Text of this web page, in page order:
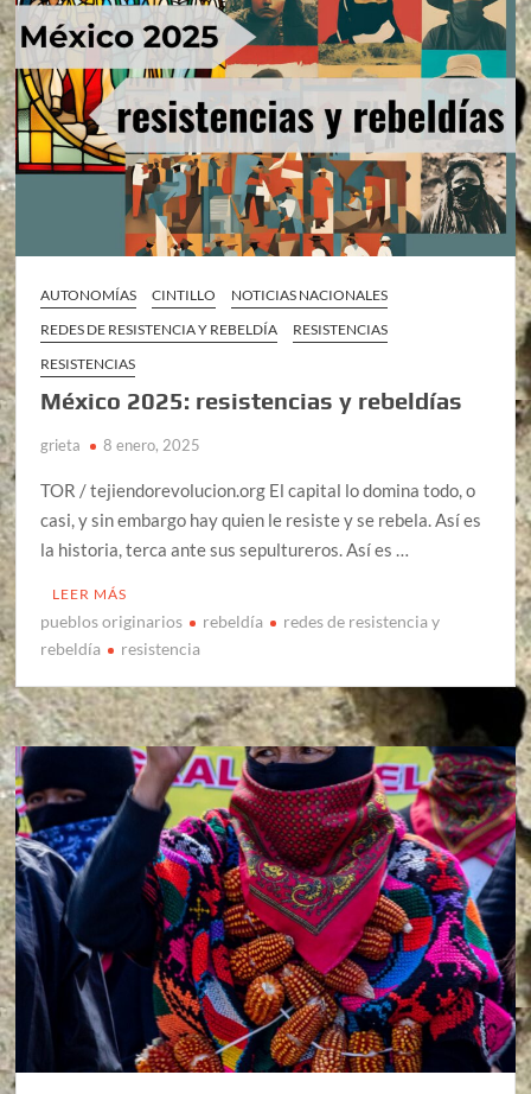
AUTONOMÍAS CINTILLO
NOTICIAS NACIONALES
REDES DE RESISTENCIA Y REBELDÍA
RESISTENCIAS
RESISTENCIAS
México 2025: resistencias y rebeldías
grieta 8 enero, 2025
TOR / tejiendorevolucion.org El capital lo domina todo, o
casi, y sin embargo hay quien le resiste y se rebela. Así es
la historia, terca ante sus sepultureros. Así es …
LEER MÁS
pueblos originarios rebeldía
redes de resistencia y
rebeldía
resistencia